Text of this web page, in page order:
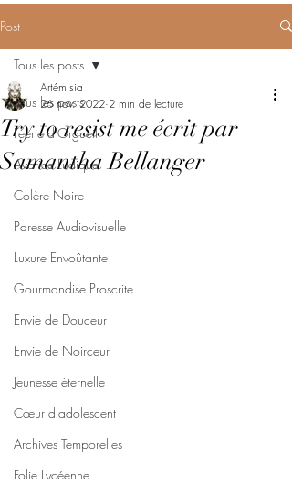
Post
Tous les posts
Féerie d'Orgueil
Avarice Ludique
Colère Noire
Paresse Audiovisuelle
Luxure Envoûtante
Gourmandise Proscrite
Envie de Douceur
Envie de Noirceur
Jeunesse éternelle
Cœur d'adolescent
Archives Temporelles
Folie Lycéenne
Tous les posts
Try to resist me écrit par
Samantha Bellanger
Artémisia
26 nov. 2022 2 min de lecture